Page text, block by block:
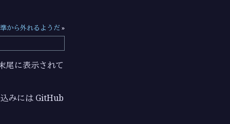
から外れるようだ »
尾に表示されて
みには GitHub